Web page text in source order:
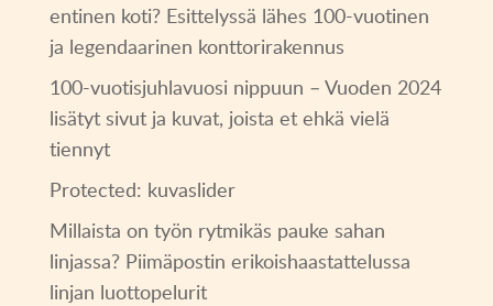
entinen koti? Esittelyssä lähes 100-vuotinen
ja legendaarinen konttorirakennus
100-vuotisjuhlavuosi nippuun – Vuoden 2024
lisätyt sivut ja kuvat, joista et ehkä vielä
tiennyt
Protected: kuvaslider
Millaista on työn rytmikäs pauke sahan
linjassa? Piimäpostin erikoishaastattelussa
linjan luottopelurit